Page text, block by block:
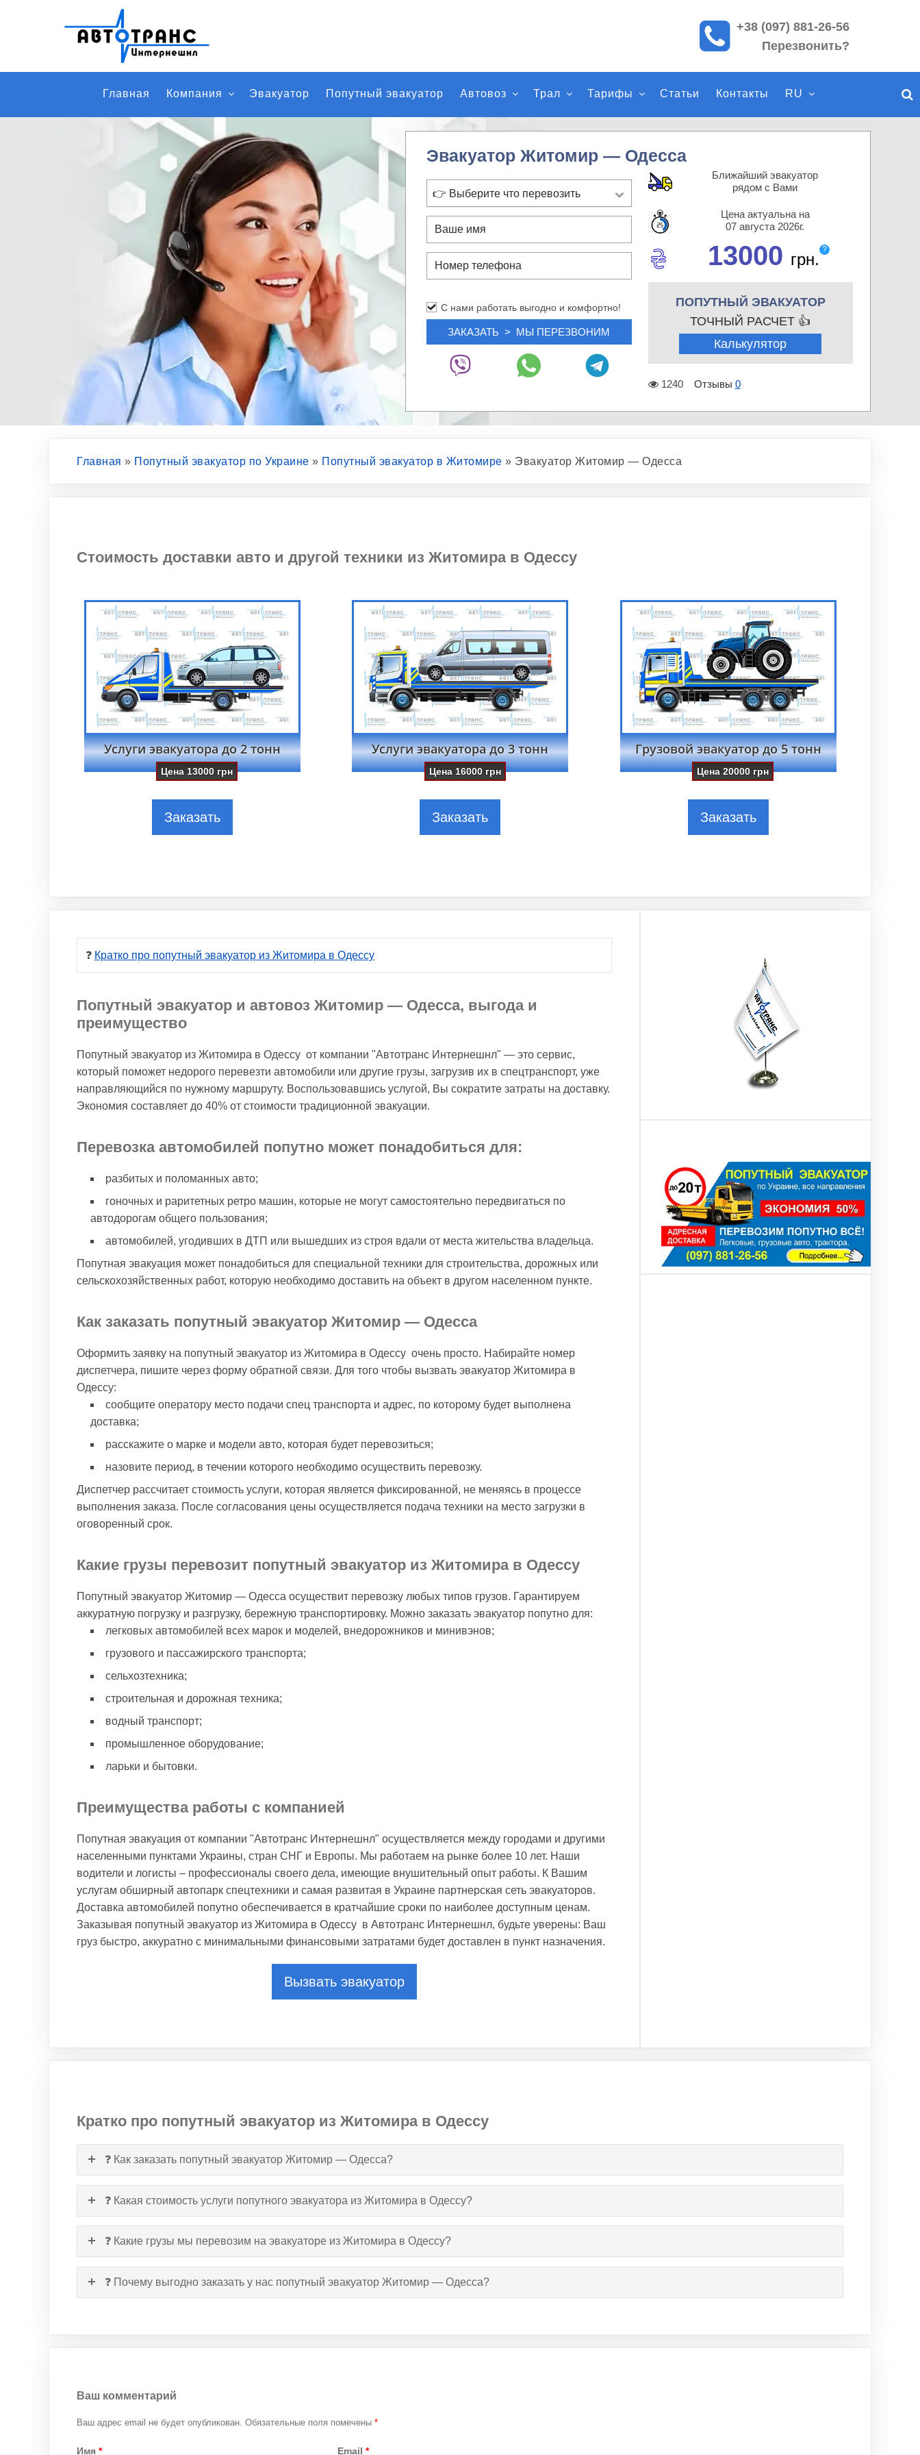
к
п
о
с
й
у
+38 (097) 881-26-56
Перезвонить?
Главная Компания Эвакуатор Попутный эвакуатор Автовоз Трал Тарифы Статьи Контакты RU
Эвакуатор Житомир — Одесса
👉 Выберите что перевозить
С нами работать выгодно и комфортно!
Ближайший эвакуатор
рядом с Вами
Цена актуальна на
07 августа 2026г.
13000 грн.
?
ПОПУТНЫЙ ЭВАКУАТОР
ТОЧНЫЙ РАСЧЕТ 👍
Калькулятор
1240 Отзывы 0
Главная » Попутный эвакуатор по Украине » Попутный эвакуатор в Житомире » Эвакуатор Житомир — Одесса
Стоимость доставки авто и другой техники из Житомира в Одессу
Услуги эвакуатора до 2 тонн
Цена 13000 грн
Заказать
Услуги эвакуатора до 3 тонн
Цена 16000грн
Заказать
Грузовой эвакуатор до 5 тонн
Цена20000 грн
Заказать
❓ Кратко про попутный эвакуатор из Житомира в Одессу
Попутный эвакуатор и автовоз Житомир — Одесса, выгода и
преимущество
Попутный эвакуатор из Житомира в Одессу от компании "Автотранс Интернешнл" — это сервис,
который поможет недорого перевезти автомобили или другие грузы, загрузив их в спецтранспорт, уже
направляющийся по нужному маршруту. Воспользовавшись услугой, Вы сократите затраты на доставку.
Экономия составляет до 40% от стоимости традиционной эвакуации.
Перевозка автомобилей попутно может понадобиться для:
разбитых и поломанных авто;
гоночных и раритетных ретро машин, которые не могут самостоятельно передвигаться по
автодорогам общего пользования;
автомобилей, угодивших в ДТП или вышедших из строя вдали от места жительства владельца.
Попутная эвакуация может понадобиться для специальной техники для строительства, дорожных или
сельскохозяйственных работ, которую необходимо доставить на объект в другом населенном пункте.
Как заказать попутный эвакуатор Житомир — Одесса
Оформить заявку на попутный эвакуатор из Житомира в Одессу очень просто. Набирайте номер
диспетчера, пишите через форму обратной связи. Для того чтобы вызвать эвакуатор Житомира в
Одессу:
сообщите оператору место подачи спец транспорта и адрес, по которому будет выполнена
доставка;
расскажите о марке и модели авто, которая будет перевозиться;
назовите период, в течении которого необходимо осуществить перевозку.
Диспетчер рассчитает стоимость услуги, которая является фиксированной, не меняясь в процессе
выполнения заказа. После согласования цены осуществляется подача техники на место загрузки в
оговоренный срок.
Какие грузы перевозит попутный эвакуатор из Житомира в Одессу
Попутный эвакуатор Житомир — Одесса осуществит перевозку любых типов грузов. Гарантируем
аккуратную погрузку и разгрузку, бережную транспортировку. Можно заказать эвакуатор попутно для:
легковых автомобилей всех марок и моделей, внедорожников и минивэнов;
грузового и пассажирского транспорта;
сельхозтехника;
строительная и дорожная техника;
водный транспорт;
промышленное оборудование;
ларьки и бытовки.
Преимущества работы с компанией
Попутная эвакуация от компании "Автотранс Интернешнл" осуществляется между городами и другими
населенными пунктами Украины, стран СНГ и Европы. Мы работаем на рынке более 10 лет. Наши
водители и логисты – профессионалы своего дела, имеющие внушительный опыт работы. К Вашим
услугам обширный автопарк спецтехники и самая развитая в Украине партнерская сеть эвакуаторов.
Доставка автомобилей попутно обеспечивается в кратчайшие сроки по наиболее доступным ценам.
Заказывая попутный эвакуатор из Житомира в Одессу в Автотранс Интернешнл, будьте уверены: Ваш
груз быстро, аккуратно с минимальными финансовыми затратами будет доставлен в пункт назначения.
Вызвать эвакуатор
Кратко про попутный эвакуатор из Житомира в Одессу
❓ Как заказать попутный эвакуатор Житомир — Одесса?
❓ Какая стоимость услуги попутного эвакуатора из Житомира в Одессу?
❓ Какие грузы мы перевозим на эвакуаторе из Житомира в Одессу?
❓ Почему выгодно заказать у нас попутный эвакуатор Житомир — Одесса?
Ваш комментарий
Ваш адрес email не будет опубликован. Обязательные поля помечены *
Имя * Email *